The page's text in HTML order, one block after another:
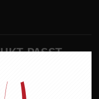
PASST ...